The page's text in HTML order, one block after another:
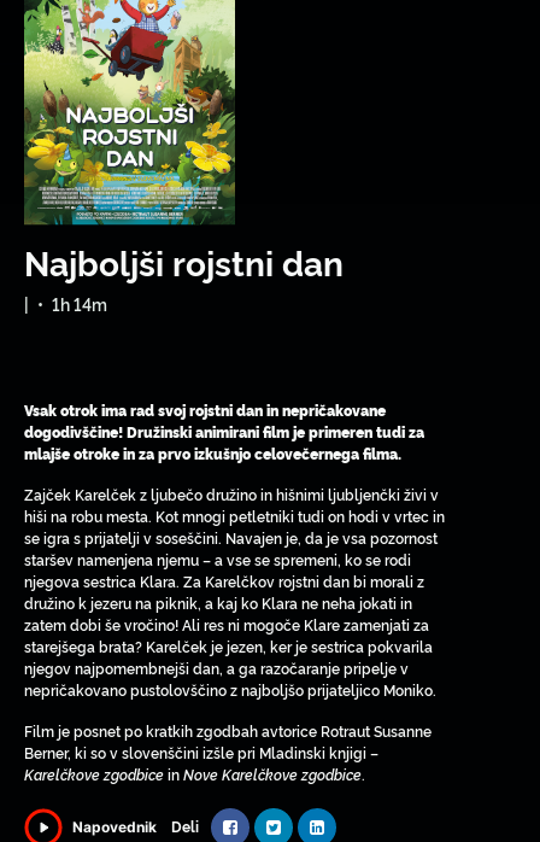
Najboljši rojstni dan
| • 1h 14m
Vsak otrok ima rad svoj rojstni dan in nepričakovane
dogodivščine! Družinski animirani film je primeren tudi za
mlajše otroke in za prvo izkušnjo celovečernega filma.
Zajček Karelček z ljubečo družino in hišnimi ljubljenčki živi v
hiši na robu mesta. Kot mnogi petletniki tudi on hodi v vrtec in
se igra s prijatelji v soseščini. Navajen je, da je vsa pozornost
staršev namenjena njemu – a vse se spremeni, ko se rodi
njegova sestrica Klara. Za Karelčkov rojstni dan bi morali z
družino k jezeru na piknik, a kaj ko Klara ne neha jokati in
zatem dobi še vročino! Ali res ni mogoče Klare zamenjati za
starejšega brata? Karelček je jezen, ker je sestrica pokvarila
njegov najpomembnejši dan, a ga razočaranje pripelje v
nepričakovano pustolovščino z najboljšo prijateljico Moniko.
Film je posnet po kratkih zgodbah avtorice Rotraut Susanne
Berner, ki so v slovenščini izšle pri Mladinski knjigi –
Karelčkove zgodbiceinNove Karelčkove zgodbice.
Napovednik Deli